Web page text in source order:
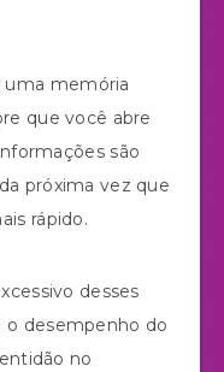
memória
que você abre
são
próxima vez que
rápido.
desses
o desempenho do
no